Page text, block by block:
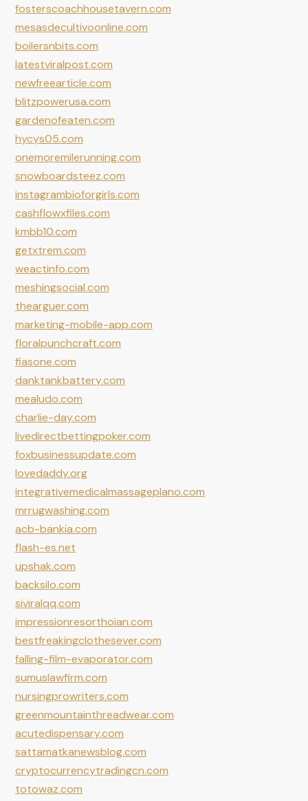
fosterscoachhousetavern.com
mesasdecultivoonline.com
boilersnbits.com
latestviralpost.com
newfreearticle.com
blitzpowerusa.com
gardenofeaten.com
hycys05.com
onemoremilerunning.com
snowboardsteez.com
instagrambioforgirls.com
cashflowxfiles.com
kmbb10.com
getxtrem.com
weactinfo.com
meshingsocial.com
thearguer.com
marketing-mobile-app.com
floralpunchcraft.com
fiasone.com
danktankbattery.com
mealudo.com
charlie-day.com
livedirectbettingpoker.com
foxbusinessupdate.com
lovedaddy.org
integrativemedicalmassageplano.com
mrrugwashing.com
acb-bankia.com
flash-es.net
upshak.com
backsilo.com
siviralqq.com
impressionresorthoian.com
bestfreakingclothesever.com
falling-film-evaporator.com
sumuslawfirm.com
nursingprowriters.com
greenmountainthreadwear.com
acutedispensary.com
sattamatkanewsblog.com
cryptocurrencytradingcn.com
totowaz.com